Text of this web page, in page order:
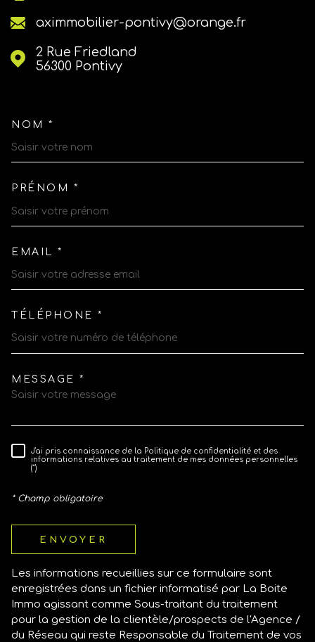
aximmobilier-pontivy@orange.fr
2 Rue Friedland
56300
Pontivy
NOM *
PRÉNOM *
EMAIL *
TÉLÉPHONE *
MESSAGE *
RÈGLEMENTATION
J'ai pris connaissance de la Politique de confidentialité et des
informations relatives au traitement de mes données personnelles
(*)
* Champ obligatoire
ENVOYER
Les informations recueillies sur ce formulaire sont
enregistrées dans un fichier informatisé par La Boite
Immo agissant comme Sous-traitant du traitement
pour la gestion de la clientèle/prospects de l'Agence /
du Réseau qui reste Responsable du Traitement de vos